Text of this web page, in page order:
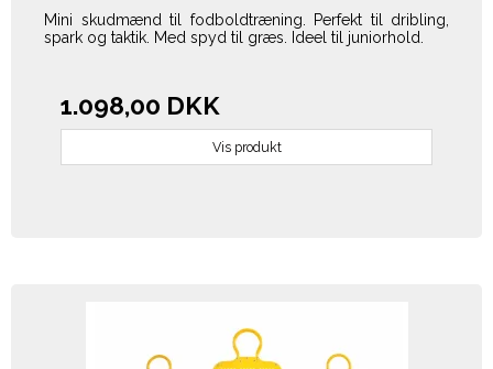
Mini skudmænd til fodboldtræning. Perfekt til dribling,
spark og taktik. Med spyd til græs. Ideel til juniorhold.
1.098,00 DKK
Vis produkt